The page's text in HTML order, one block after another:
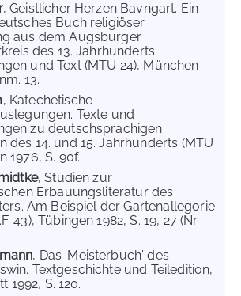
, Geistlicher Herzen Bavngart. Ein
Buch religiöser
aus dem Augsburger
des 13. Jahrhunderts.
und Text (MTU 24), München
13.
, Katechetische
Texte und
zu deutschsprachigen
des 14. und 15. Jahrhunderts (MTU
1976, S. 90f.
, Studien zur
Erbauungsliteratur des
Am Beispiel der Gartenallegorie
43), Tübingen 1982, S. 19, 27 (Nr.
, Das 'Meisterbuch' des
Textgeschichte und Teiledition,
1992, S. 120.